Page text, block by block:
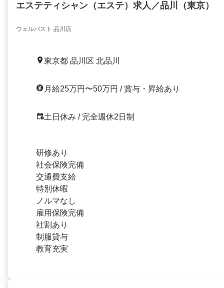
エステティシャン（エステ）求人／品川（東京）
ウェルバスト 品川店
東京都 品川区 北品川
月給25万円〜50万円 / 賞与・昇給あり
土日休み / 完全週休2日制
研修あり
社会保険完備
交通費支給
特別休暇
ノルマなし
雇用保険完備
社割あり
制服貸与
教育充実